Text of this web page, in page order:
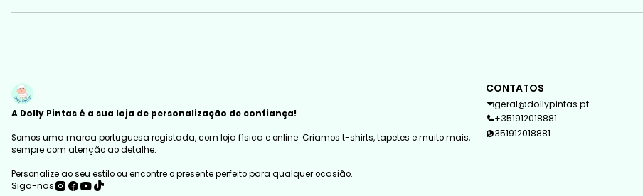
A Dolly Pintas é a sua loja de personalização de confiança!
Somos uma marca portuguesa registada, com loja física e online. Criamos t-shirts, tapetes e muito mais,
sempre com atenção ao detalhe.
Personalize ao seu estilo ou encontre o presente perfeito para qualquer ocasião.
Siga-nos
CONTATOS
geral@dollypintas.pt
+351912018881
351912018881